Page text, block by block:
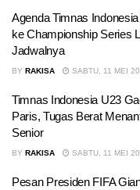
Agenda Timnas
ke Championship Series
Jadwalnya
BY RAKISA SABTU, 11 MEI
Timnas Indonesia U23
Paris, Tugas Berat
Senior
BY RAKISA SABTU, 11 MEI
Pesan Presiden FIFA